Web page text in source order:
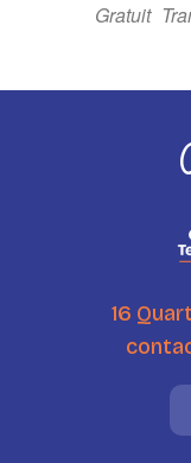
Gratuit
16